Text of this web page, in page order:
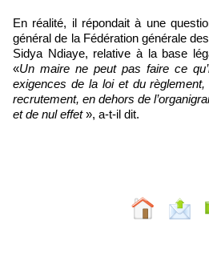
En réalité, il répondait à une
général de la Fédération générale
Sidya Ndiaye, relative à la base
«Un maire ne peut pas faire ce
exigences de la loi et du
recrutement, en dehors de
et de nul effet», a-t-il dit.